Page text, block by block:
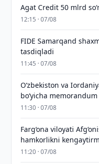
Agat Credit 50 mlrd
12:15 · 07/08
FIDE Samarqand
tasdiqladi
11:45 · 07/08
Oʻzbekiston va
boʻyicha
11:30 · 07/08
Farg‘ona viloyati
hamkorlikni
11:20 · 07/08